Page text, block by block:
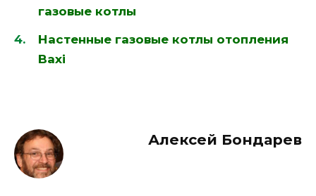
газовые котлы
Настенные газовые котлы отопления
Baxi
Алексей Бондарев